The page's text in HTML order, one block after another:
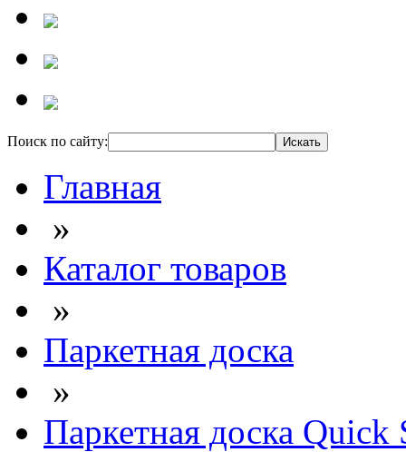
Поиск по сайту:
Главная
»
Каталог товаров
»
Паркетная доска
»
Паркетная доска